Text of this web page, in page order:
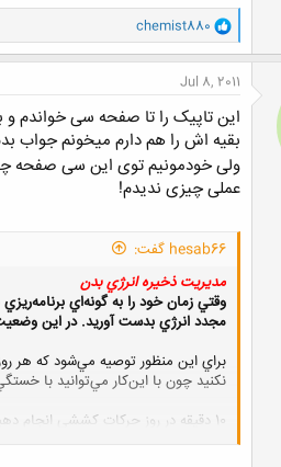
و
ا
ک
ش
ه
ا
chemist880
Jul 8, 2011
این تاپیک را تا صفحه سی خواندم
بقیه اش را هم دارم میخونم جواب
ولی خودمونیم توی این سی صفحه
عملی چیزی ندیدم!
hesab66 گفت:
مديريت ذخيره انرژي بدن
وقتي زمان خود را به گونه‌اي
مجدد انرژي بدست آوريد. در اين
نكنيد چون با اين‌كار مي‌توانيد با
10 دقيقه در روز حركات كششي انجام دهيد. با انجام اين تمرينات جريان خون در سراسر بدن تسهيل مي‌شود و بنابراين انرژي بدن در چند دقيقه افزايش پيدا مي‌كند.